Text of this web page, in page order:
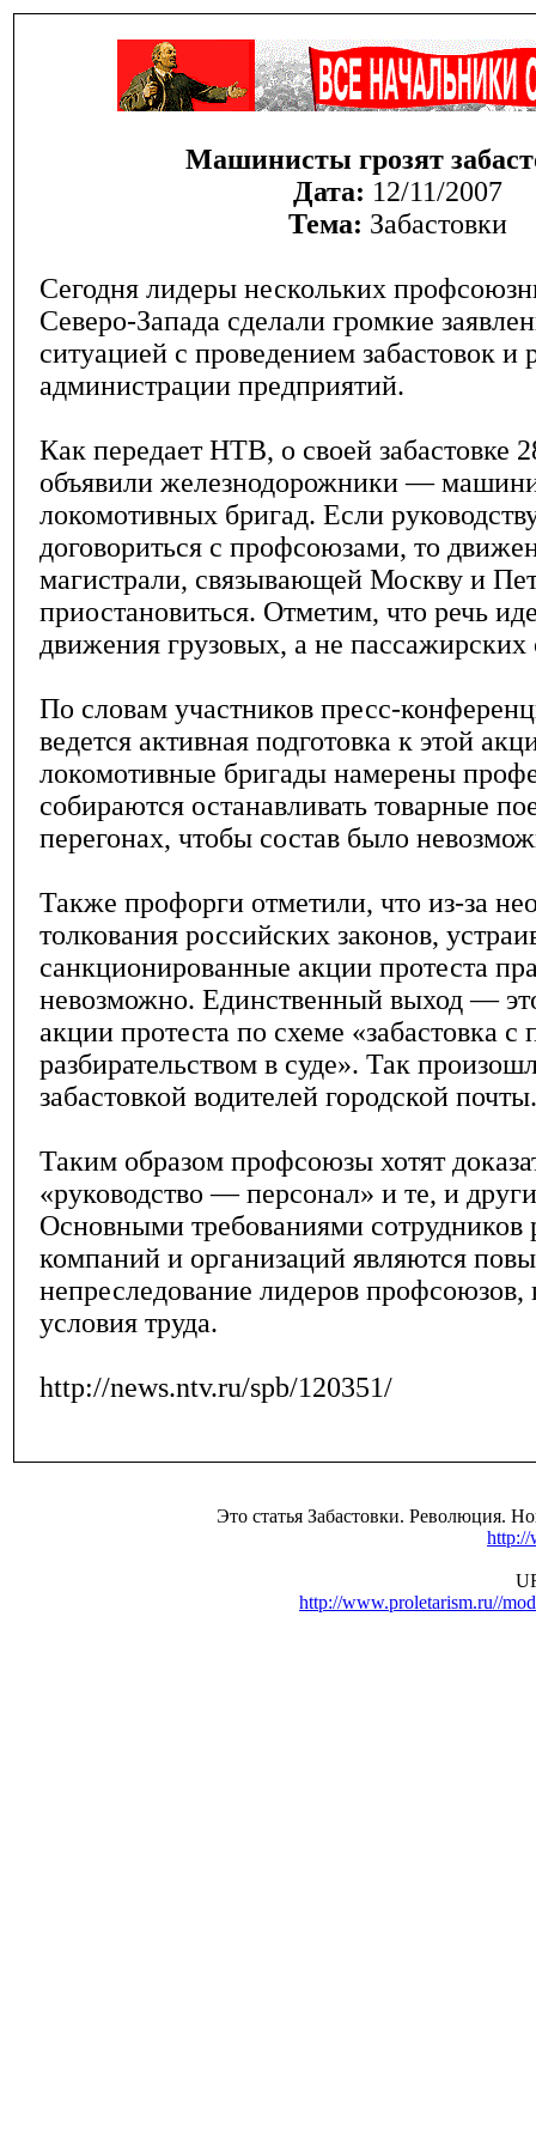
Машинисты грозят
Дата: 12/11/2007
Тема: Забастовки
Сегодня лидеры нескольких
Северо-Запада сделали громкие
ситуацией с проведением забастовок и
администрации предприятий.
Как передает НТВ, о своей забастовке
объявили железнодорожники —
локомотивных бригад. Если
договориться с профсоюзами, то
магистрали, связывающей Москву и
приостановиться. Отметим, что речь
движения грузовых, а не пассажирских
По словам участников пресс-
ведется активная подготовка к этой
локомотивные бригады намерены
собираются останавливать товарные
перегонах, чтобы состав было
Также профорги отметили, что из-за
толкования российских законов,
санкционированные акции протеста
невозможно. Единственный выход —
акции протеста по схеме «забастовка
разбирательством в суде». Так
забастовкой водителей городской почты.
Таким образом профсоюзы хотят
«руководство — персонал» и те, и
Основными требованиями сотрудников
компаний и организаций являются
непреследование лидеров
условия труда.
http://news.ntv.ru/spb/120351/
Это статья Забастовки. Революция.
http://
http://www.proletarism.ru//